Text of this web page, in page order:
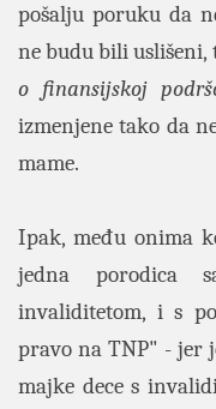
pošalju poruku da
ne budu bili uslišeni,
o finansijskoj
izmenjene tako da
mame.
Ipak, među onima
jedna porodica
invaliditetom, i s
pravo na TNP" - jer
majke dece s